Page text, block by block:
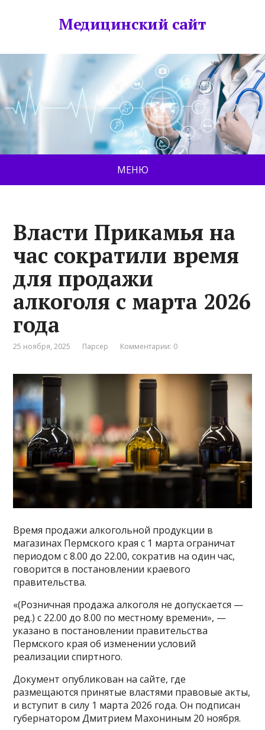
Медицинский сайт
МЕНЮ
Власти Прикамья на
час сократили время
для продажи
алкоголя с марта 2026
года
25 ноября, 2025 Парсер Комментарии: 0
Время продажи алкогольной продукции в
магазинах Пермского края с 1 марта ограничат
периодом с 8.00 до 22.00, сократив на один час,
говорится в постановлении краевого
правительства.
«(Розничная продажа алкоголя не допускается —
ред.) с 22.00 до 8.00 по местному времени», —
указано в постановлении правительства
Пермского края об изменении условий
реализации спиртного.
Документ опубликован на сайте, где
размещаются принятые властями правовые акты,
и вступит в силу 1 марта 2026 года. Он подписан
губернатором Дмитрием Махониным 20 ноября.